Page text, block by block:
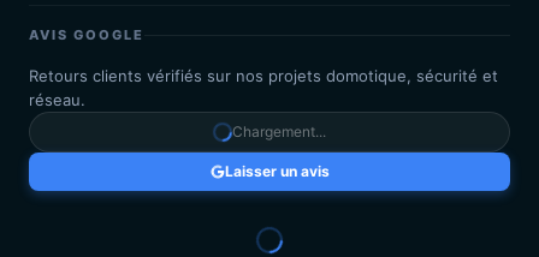
AVIS GOOGLE
Retours clients vérifiés sur nos projets domotique, sécurité et
réseau.
Chargement...
Laisser un avis